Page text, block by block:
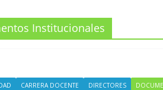
Institucionales
CARRERA DOCENTE DIRECTORES